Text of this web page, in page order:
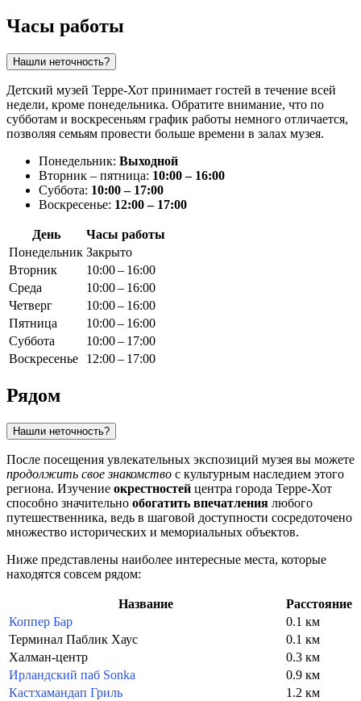
Часы работы
Нашли неточность?
Детский музей Терре-Хот принимает гостей в течение всей
недели, кроме понедельника. Обратите внимание, что по
субботам и воскресеньям график работы немного отличается,
позволяя семьям провести больше времени в залах музея.
Понедельник: Выходной
Вторник – пятница: 10:00 – 16:00
Суббота: 10:00 – 17:00
Воскресенье: 12:00 – 17:00
День
Часы работы
Понедельник Закрыто
Вторник
10:00 – 16:00
Среда
10:00 – 16:00
Четверг
10:00 – 16:00
Пятница
10:00 – 16:00
Суббота
10:00 – 17:00
Воскресенье
12:00 – 17:00
Рядом
Нашли неточность?
После посещения увлекательных экспозиций музея вы можете
продолжить свое знакомство с культурным наследием этого
региона. Изучение окрестностей центра города Терре-Хот
способно значительно обогатить впечатления любого
путешественника, ведь в шаговой доступности сосредоточено
множество исторических и мемориальных объектов.
Ниже представлены наиболее интересные места, которые
находятся совсем рядом:
Название
Расстояние
Коппер Бар
0.1 км
Терминал Паблик Хаус
0.1 км
Халман-центр
0.3 км
Ирландский паб Sonka
0.9 км
Кастхамандап Гриль
1.2 км